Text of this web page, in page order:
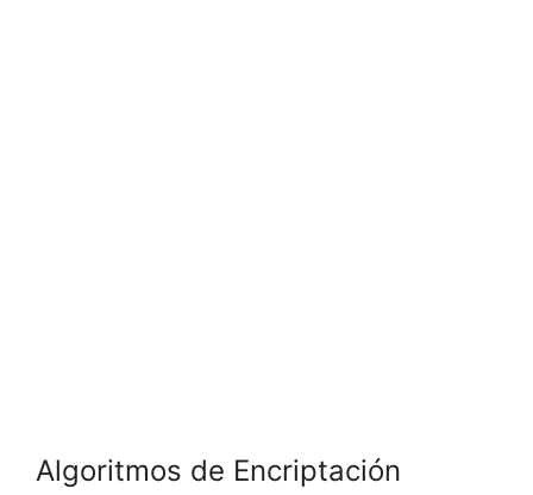
Algoritmos de Encriptación